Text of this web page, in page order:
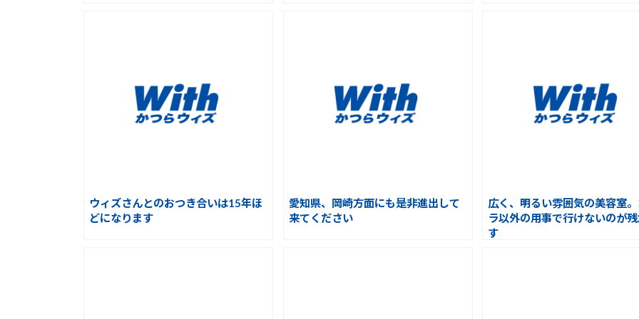
ウィズさんとのおつき合いは15年ほ
どになります
愛知県、岡崎方面にも是非進出して
来てください
広く、明るい雰囲気の美容室
ラ以外の用事で行けないのが
す